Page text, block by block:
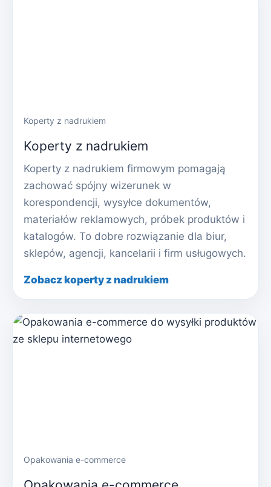
Koperty z nadrukiem
Koperty z nadrukiem
Koperty z nadrukiem firmowym pomagają
zachować spójny wizerunek w
korespondencji, wysyłce dokumentów,
materiałów reklamowych, próbek produktów i
katalogów. To dobre rozwiązanie dla biur,
sklepów, agencji, kancelarii i firm usługowych.
Zobacz koperty z nadrukiem
Opakowania e-commerce